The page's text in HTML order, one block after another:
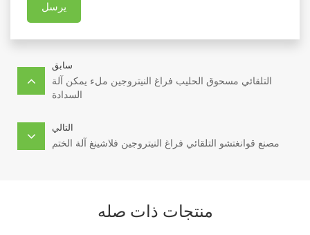
يرسل
سابق
التلقائي مسحوق الحليب فراغ النيتروجين ملء يمكن آلة
السدادة
التالي
مصنع قوانغتشو التلقائي فراغ النيتروجين فلاشينغ آلة الختم
منتجات ذات صله